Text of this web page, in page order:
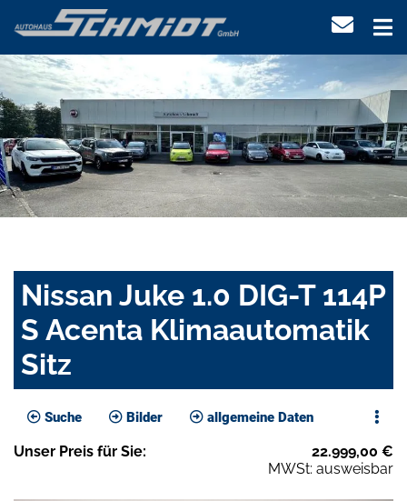
Nissan Juke 1.0 DIG-T 114P
S Acenta Klimaautomatik
Sitz
Suche Bilder allgemeine Daten
Unser Preis für Sie: 22.999,00 €
MWSt: ausweisbar